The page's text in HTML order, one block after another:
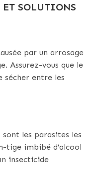
ET SOLUTIONS
par un arrosage
Assurez-vous que le
sécher entre les
sont les parasites les
tige imbibé d’alcool
insecticide